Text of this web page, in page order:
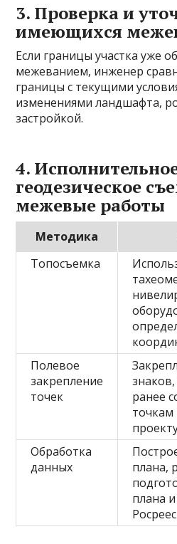
3. Проверка и
имеющихся
Если границы участка уже
межеванием, инженер
границы с текущими
изменениями ландшафта,
застройкой.
4.
геодезическое
межевые работы
Методика
Топосъемка
Полевое
закрепление
точек
ранее
Обработка
данных
плана,
плана